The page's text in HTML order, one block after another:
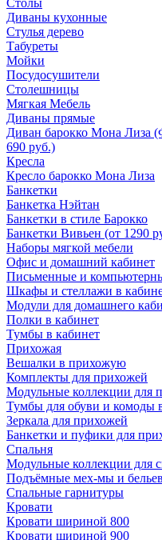
Столы
Диваны кухонные
Стулья дерево
Табуреты
Мойки
Посудосушители
Столешницы
Мягкая Мебель
Диваны прямые
Диван барокко Мона Лиза
690 руб.)
Кресла
Кресло барокко Мона Лиза
Банкетки
Банкетка Нэйтан
Банкетки в стиле Барокко
Банкетки Вивьен (от 1290
Наборы мягкой мебели
Офис и домашний кабинет
Письменные и
Шкафы и стеллажи в
Модули для домашнего
Полки в кабинет
Тумбы в кабинет
Прихожая
Вешалки в прихожую
Комплекты для прихожей
Модульные коллекции для
Тумбы для обуви и комоды
Зеркала для прихожей
Банкетки и пуфики для
Спальня
Модульные коллекции для
Подъёмные мех-мы и
Спальные гарнитуры
Кровати
Кровати шириной 800
Кровати шириной 900